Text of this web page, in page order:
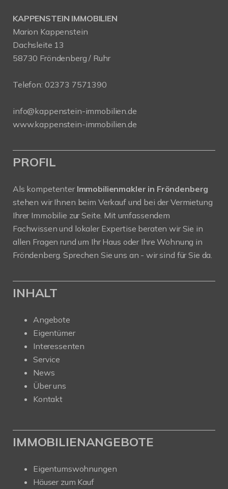
KAPPENSTEIN IMMOBILIEN
Marion Kappenstein
Dachsleite 13
58730 Fröndenberg / Ruhr
Telefon: 02373 7571390
info@kappenstein-immobilien.de
www.kappenstein-immobilien.de
PROFIL
Als kompetenter Immobilienmakler in Fröndenberg
stehen wir Ihnen beim Verkauf und bei der Vermietung
Ihrer Immobilie zur Seite. Mit umfassendem
Fachwissen und lokaler Expertise beraten wir Sie in
allen Fragen rund um Ihr Haus oder Ihre Wohnung in
Fröndenberg. Sprechen Sie uns an - wir sind für Sie da.
INHALT
Angebote
Eigentümer
Interessenten
Service
News
Über uns
Kontakt
IMMOBILIENANGEBOTE
Eigentumswohnungen
Häuser zum Kauf